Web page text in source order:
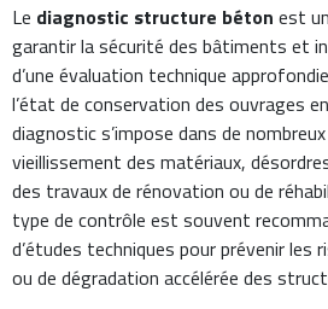
Le diagnostic structure béton est
garantir la sécurité des bâtiments et
d’une évaluation technique
l’état de conservation des ouvrages
diagnostic s’impose dans de
vieillissement des matériaux,
des travaux de rénovation ou de
type de contrôle est souvent
d’études techniques pour prévenir les
ou de dégradation accélérée des